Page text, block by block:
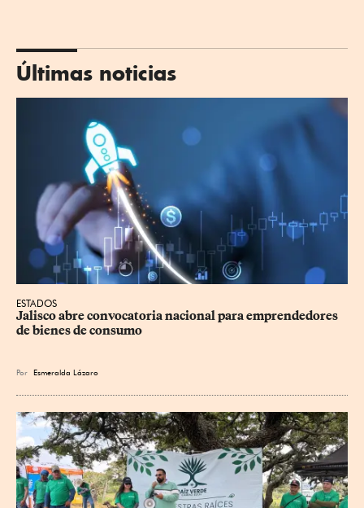
Últimas noticias
ESTADOS
Jalisco abre convocatoria nacional para emprendedores
de bienes de consumo
Por Esmeralda Lázaro